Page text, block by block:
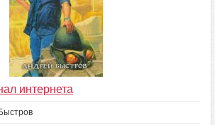
интернета